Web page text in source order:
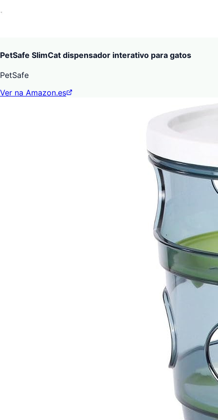
PetSafe SlimCat dispensador interativo para gatos
PetSafe
Ver na Amazon.es